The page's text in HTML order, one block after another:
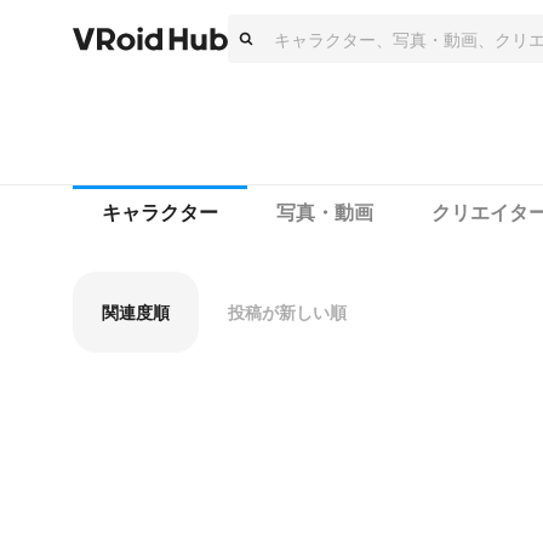
キャラクター 写真・動画 クリエイタ
関連度順 投稿が新しい順